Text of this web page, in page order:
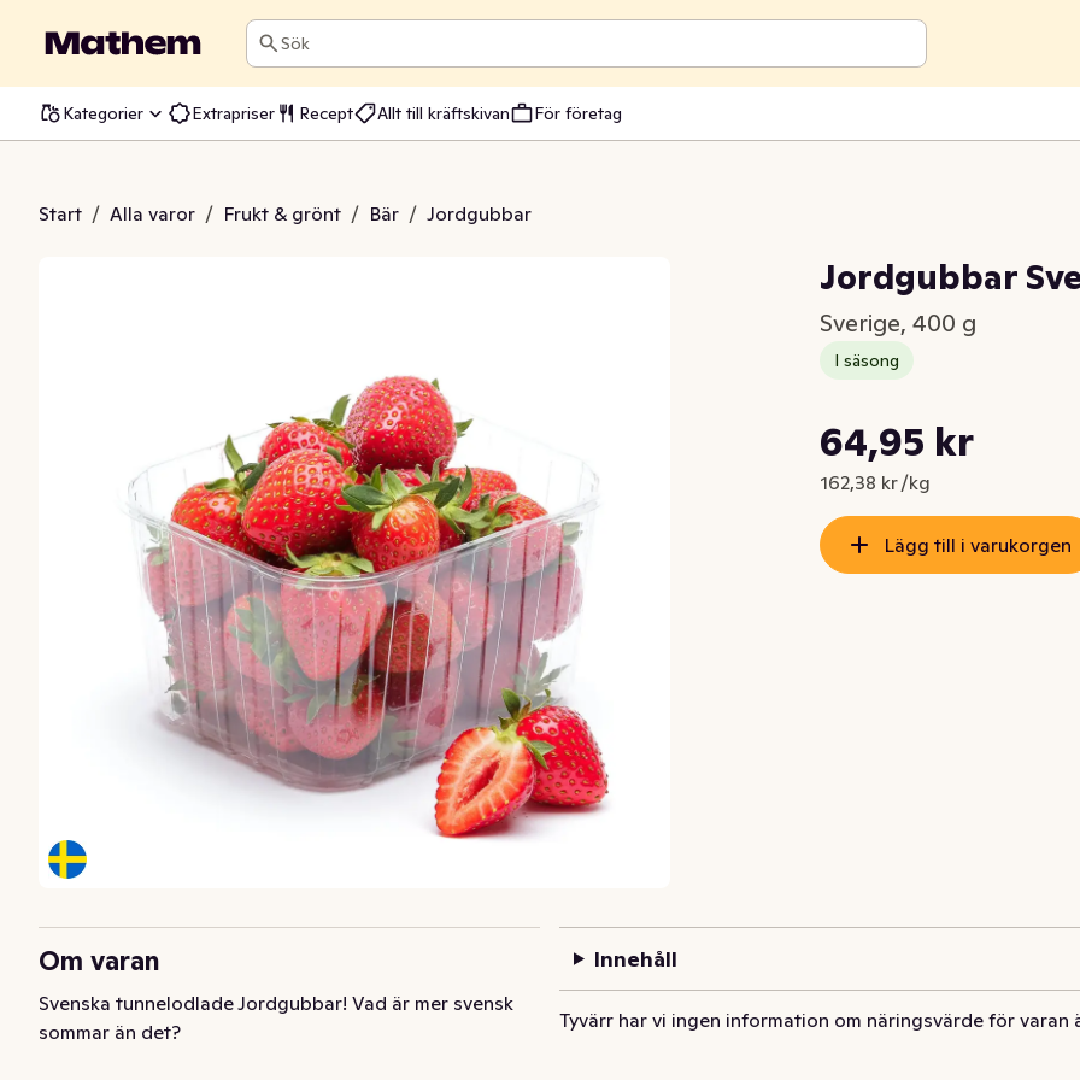
Sök
Kategorier Extrapriser Recept Allt till kräftskivan För företag
Start / Alla varor / Frukt & grönt / Bär / Jordgubbar
Svenska klass1
Jordgubbar
Sverige, 400 g
I säsong
Nuvarande pris är: 64,95 kr
64,95 kr
162,38 kr /kg
Styckpris: 162,38 kr /kg
Lägg till i varukorgen
Om varan
Svenska tunnelodlade Jordgubbar! Vad är mer svensk
sommar än det?
Innehåll
Tyvärr har vi ingen information om näringsvärde för varan